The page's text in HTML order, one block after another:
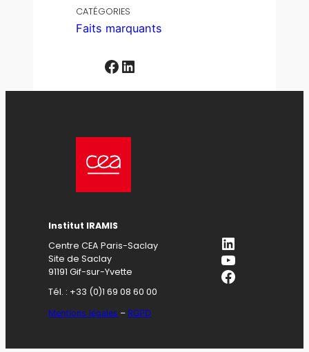
CATÉGORIES
Faits marquants
Facebook LinkedIn
Institut IRAMIS
Centre CEA Paris-Saclay
Site de Saclay
91191 Gif-sur-Yvette
Tél. : +33 (0)1 69 08 60 00
Mentions légales – RGPD
LinkedIn
YouTube
Facebook